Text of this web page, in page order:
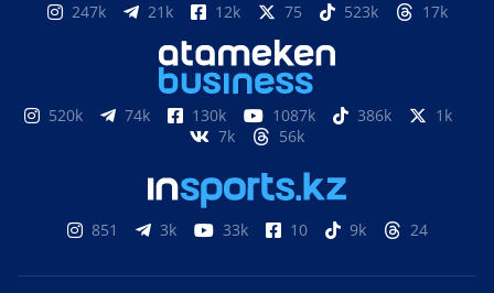
247k 21k 12k 75 523k 17k
520k 74k 130k 1087k 386k
1k
7k
56k
851 3k 33k 10 9k 24